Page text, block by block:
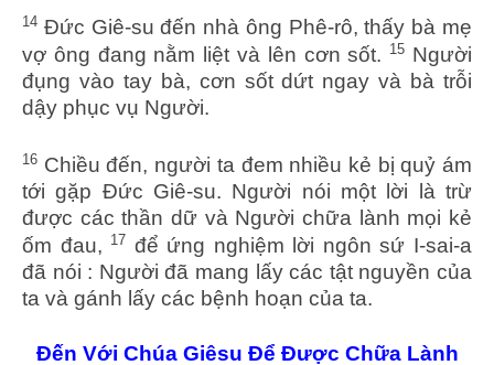
14 Đức Giê-su đến nhà ông Phê-rô, thấy bà mẹ
vợ ông đang nằm liệt và lên cơn sốt. 15 Người
đụng vào tay bà, cơn sốt dứt ngay và bà trỗi
dậy phục vụ Người.
16 Chiều đến, người ta đem nhiều kẻ bị quỷ ám
tới gặp Đức Giê-su. Người nói một lời là trừ
được các thần dữ và Người chữa lành mọi kẻ
ốm đau, 17 để ứng nghiệm lời ngôn sứ I-sai-a
đã nói : Người đã mang lấy các tật nguyền của
ta và gánh lấy các bệnh hoạn của ta.
Đến Với Chúa Giêsu Để Được Chữa Lành